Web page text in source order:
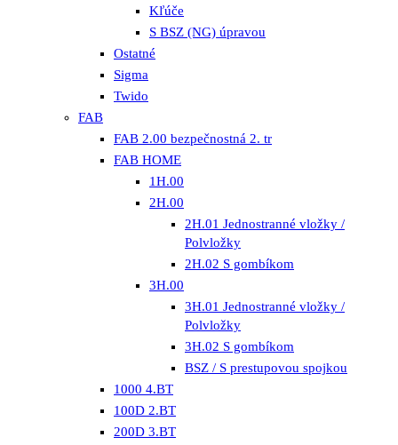
Kľúče
S BSZ (NG) úpravou
Ostatné
Sigma
Twido
FAB
FAB 2.00 bezpečnostná 2. tr
FAB HOME
1H.00
2H.00
2H.01 Jednostranné vložky /
Polvložky
2H.02 S gombíkom
3H.00
3H.01 Jednostranné vložky /
Polvložky
3H.02 S gombíkom
BSZ / S prestupovou spojkou
1000 4.BT
100D 2.BT
200D 3.BT